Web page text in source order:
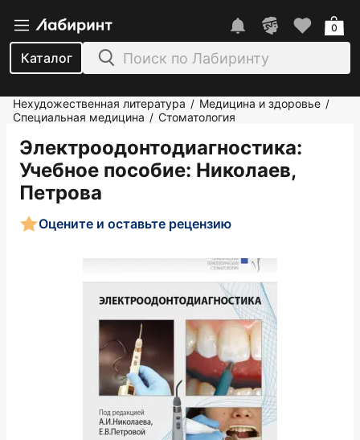
Каталог
0
Нехудожественная литература / Медицина и здоровье /
Специальная медицина / Стоматология
Электроодонтодиагностика:
Учебное пособие: Николаев,
Петрова
Оцените и оставьте рецензию